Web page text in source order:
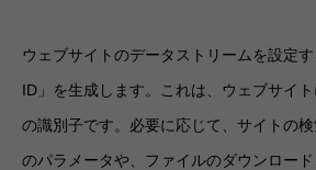
ウェブサイトのデータストリームを設定
ID」を生成します。これは、ウェブサイ
の識別子です。必要に応じて、サイトの
のパラメータや、ファイルのダウンロー